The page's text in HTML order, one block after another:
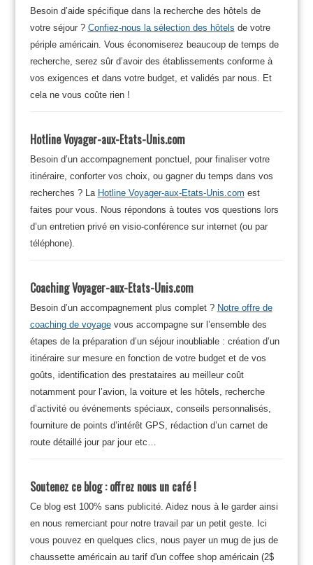
Besoin d’aide spécifique dans la recherche des hôtels de
votre séjour ? Confiez-nous la sélection des hôtels de votre
périple américain. Vous économiserez beaucoup de temps de
recherche, serez sûr d’avoir des établissements conforme à
vos exigences et dans votre budget, et validés par nous. Et
cela ne vous coûte rien !
Hotline Voyager-aux-Etats-Unis.com
Besoin d’un accompagnement ponctuel, pour finaliser votre
itinéraire, conforter vos choix, ou gagner du temps dans vos
recherches ? La Hotline Voyager-aux-Etats-Unis.com est
faites pour vous. Nous répondons à toutes vos questions lors
d’un entretien privé en visio-conférence sur internet (ou par
téléphone).
Coaching Voyager-aux-Etats-Unis.com
Besoin d’un accompagnement plus complet ? Notre offre de
coaching de voyagevous accompagne sur l’ensemble des
étapes de la préparation d’un séjour inoubliable : création d’un
itinéraire sur mesure en fonction de votre budget et de vos
goûts, identification des prestataires au meilleur coût
notamment pour l’avion, la voiture et les hôtels, recherche
d’activité ou événements spéciaux, conseils personnalisés,
fourniture de points d’intérêt GPS, rédaction d’un carnet de
route détaillé jour par jour etc…
Soutenez ce blog : offrez nous un café !
Ce blog est 100% sans publicité. Aidez nous à le garder ainsi
en nous remerciant pour notre travail par un petit geste. Ici
vous pouvez en quelques clics, nous payer un mug de jus de
chaussette américain au tarif d'un coffee shop américain (2$